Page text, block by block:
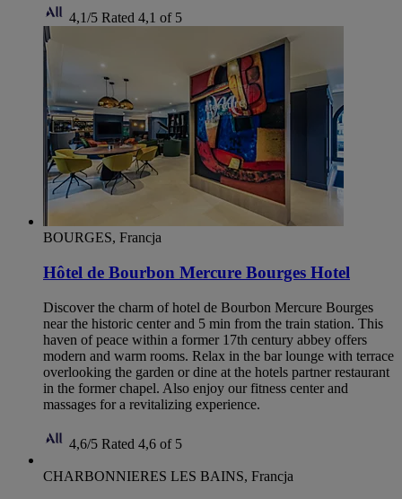
4,1/5 Rated 4,1 of 5
BOURGES, Francja
Hôtel de Bourbon Mercure Bourges Hotel
Discover the charm of hotel de Bourbon Mercure Bourges
near the historic center and 5 min from the train station. This
haven of peace within a former 17th century abbey offers
modern and warm rooms. Relax in the bar lounge with terrace
overlooking the garden or dine at the hotels partner restaurant
in the former chapel. Also enjoy our fitness center and
massages for a revitalizing experience.
4,6/5 Rated 4,6 of 5
CHARBONNIERES LES BAINS, Francja